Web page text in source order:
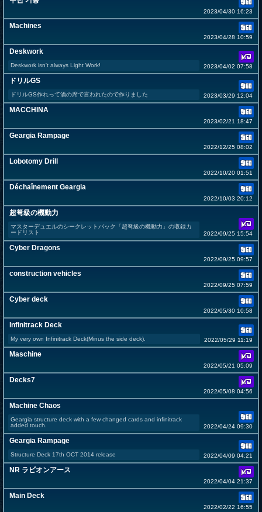
2023/04/30 16:23
Machines
2023/04/28 10:59
Deskwork
Deskwork isn't always Light Work! 2023/04/02 07:58
ドリルGS
ドリルGS作れって酒の席で言われたので作りました 2023/03/29 12:04
MACCHINA
2023/02/21 18:47
Geargia Rampage
2022/12/25 08:02
Lobotomy Drill
2022/10/20 01:51
Déchaînement Geargia
2022/10/03 20:12
超弩級の機動力
マスターデュエルのシークレットパック「超弩級の機動力」の収録カ
ードリスト
2022/09/25 15:54
Cyber Dragons
2022/09/25 09:57
construction vehicles
2022/09/25 07:59
Cyber deck
2022/05/30 10:58
Infinitrack Deck
My very own Infinitrack Deck(Minus the side deck). 2022/05/29 11:19
Maschine
2022/05/21 05:09
Decks7
2022/05/08 04:56
Machine Chaos
Geargia structure deck with a few changed cards and infinitrack
added touch.
2022/04/24 09:30
Geargia Rampage
Structure Deck 17th OCT 2014 release 2022/04/09 04:21
NR ラビオンアース
2022/04/04 21:37
Main Deck
2022/02/22 16:55